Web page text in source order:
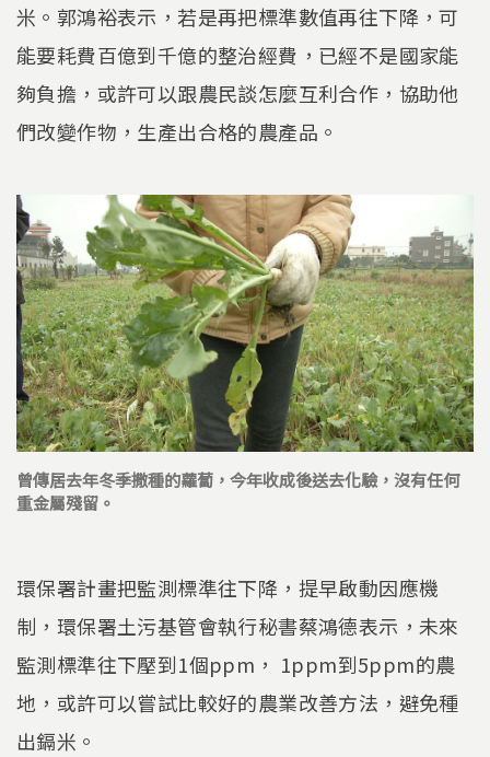
米。郭鴻裕表示，若是再把標準數值再往下降，可
能要耗費百億到千億的整治經費，已經不是國家能
夠負擔，或許可以跟農民談怎麼互利合作，協助他
們改變作物，生產出合格的農產品。
曾傳居去年冬季撒種的蘿蔔，今年收成後送去化驗，沒有任何
重金屬殘留。
環保署計畫把監測標準往下降，提早啟動因應機
制，環保署土污基管會執行秘書蔡鴻德表示，未來
監測標準往下壓到1個ppm， 1ppm到5ppm的農
地，或許可以嘗試比較好的農業改善方法，避免種
出鎘米。